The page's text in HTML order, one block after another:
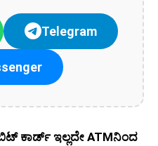
Telegram
ಕಾರ್ಡ್ ಇಲ್ಲದೇ ATMನಿಂದ